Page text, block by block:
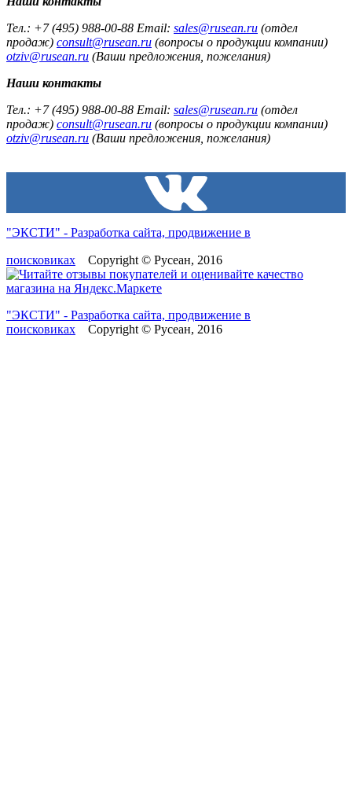
Тел.: +7 (495) 988-00-88 Email: sales@rusean.ru (отдел
продаж) consult@rusean.ru (вопросы о продукции компании)
otziv@rusean.ru (Ваши предложения, пожелания)
Наши контакты
Тел.: +7 (495) 988-00-88 Email: sales@rusean.ru (отдел
продаж) consult@rusean.ru (вопросы о продукции компании)
otziv@rusean.ru (Ваши предложения, пожелания)
"ЭКСТИ" - Разработка сайта, продвижение в
поисковиках Copyright © Русеан, 2016
"ЭКСТИ" - Разработка сайта, продвижение в
поисковиках Copyright © Русеан, 2016